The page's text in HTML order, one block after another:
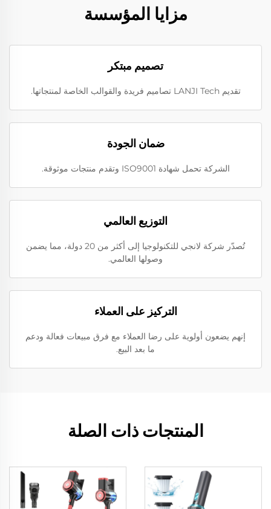
مزايا المؤسسة
تصميم مبتكر
تقديم LANJI Tech تصاميم فريدة والقوالب الخاصة لمنتجاتها.
ضمان الجودة
الشركة تحمل شهادة ISO9001 وتقدم منتجات موثوقة.
التوزيع العالمي
تُصدّر شركة لانجي للتكنولوجيا إلى أكثر من 20 دولة، مما يضمن
وصولها العالمي.
التركيز على العملاء
إنهم يضعون أولوية على رضا العملاء مع فرق مبيعات فعالة ودعم
ما بعد البيع.
المنتجات ذات الصلة